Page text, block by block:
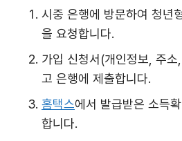
시중 은행에 방문하여 청년
을 요청합니다.
가입 신청서(개인정보, 주
고 은행에 제출합니다.
홈택스에서 발급받은 소득
합니다.